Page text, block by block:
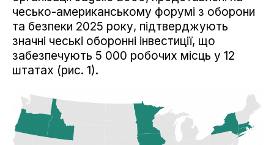
чесько-американському форумі з оборони
та безпеки 2025 року, підтверджують
значні чеські оборонні інвестиції, що
забезпечують 5 000 робочих місць у 12
штатах (рис. 1).